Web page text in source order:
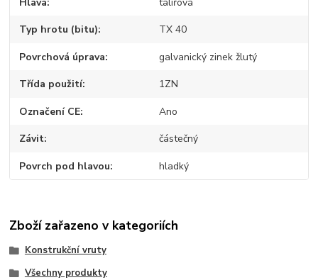
Typ hrotu (bitu) TX 40
Povrchová úprava galvanický zinek žlutý
Třída použití 1ZN
Označení CE Ano
Závit částečný
Povrch pod hlavou hladký
Zboží zařazeno v kategoriích
Konstrukční vruty
Všechny produkty